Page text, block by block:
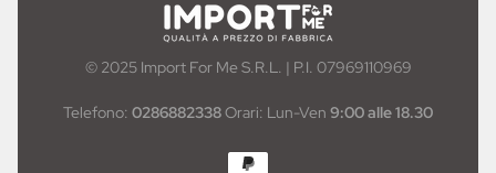
© 2025 Import For Me S.R.L. | P.I. 07969110969
Telefono: 0286882338Orari: Lun-Ven 9:00 alle 18.30